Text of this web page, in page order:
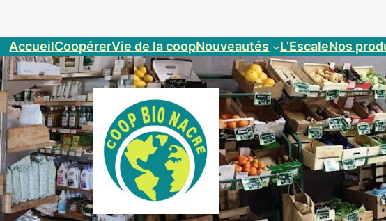
AccueilCoopérerVie de la coopNouveautés L’EscaleNos